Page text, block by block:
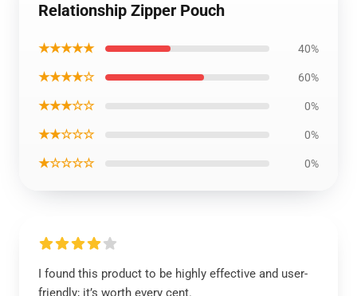
Relationship Zipper Pouch
★★★★★ 40%
★★★★☆ 60%
★★★☆☆ 0%
★★☆☆☆ 0%
★☆☆☆☆ 0%
I found this product to be highly effective and user-
friendly; it’s worth every cent.